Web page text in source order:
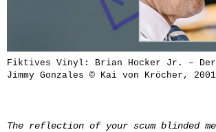
Fiktives Vinyl: Brian Hocker Jr. – Der
Jimmy Gonzales © Kai von Kröcher,
The reflection of your scum blinded